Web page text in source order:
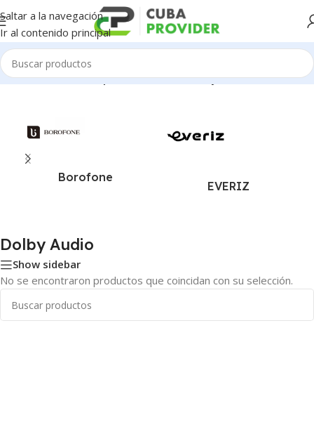
Saltar a la navegación
Ir al contenido principal
Inicio/Productos etiquetados como “Dolby Audio”
Borofone
EVERIZ
Dolby Audio
Show sidebar
No se encontraron productos que coincidan con su selección.